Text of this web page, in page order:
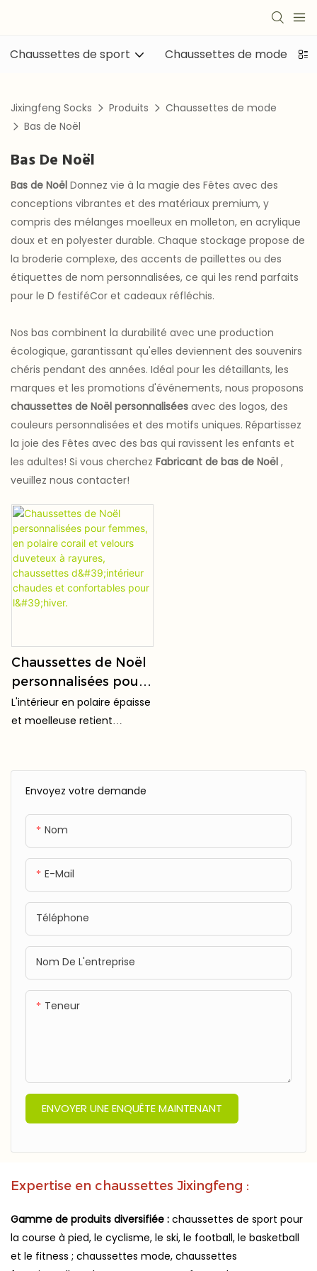
Chaussettes de sport Chaussettes de mode
Jixingfeng Socks Produits
Chaussettes de mode
Bas de Noël
Bas De Noël
Bas de Noël Donnez vie à la magie des Fêtes avec des
conceptions vibrantes et des matériaux premium, y
compris des mélanges moelleux en molleton, en acrylique
doux et en polyester durable. Chaque stockage propose de
la broderie complexe, des accents de paillettes ou des
étiquettes de nom personnalisées, ce qui les rend parfaits
pour le D festiféCor et cadeaux réfléchis.
Nos bas combinent la durabilité avec une production
écologique, garantissant qu'elles deviennent des souvenirs
chéris pendant des années. Idéal pour les détaillants, les
marques et les promotions d'événements, nous proposons
chaussettes de Noël personnalisées avec des logos, des
couleurs personnalisées et des motifs uniques. Répartissez
la joie des Fêtes avec des bas qui ravissent les enfants et
les adultes! Si vous cherchez Fabricant de bas de Noël ,
veuillez nous contacter!
Envoyez votre demande
Nom
E-Mail
Téléphone
Nom De L'entreprise
Teneur
ENVOYER UNE ENQUÊTE MAINTENANT
Chaussettes de Noël
personnalisées pour
femmes, en polaire
corail et velours
et confortables pour
l'hiver.
L'intérieur en polaire épaisse
et moelleuse retient
Expertise en chaussettes Jixingfeng :
Gamme de produits diversifiée : chaussettes de sport pour
la course à pied, le cyclisme, le ski, le football, le basketball
et le fitness ; chaussettes mode, chaussettes